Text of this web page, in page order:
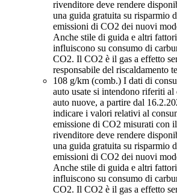
rivenditore deve rendere
una guida gratuita su risparmio
emissioni di CO2 dei nuovi
Anche stile di guida e altri
influiscono su consumo di
CO2. Il CO2 è il gas a effetto
responsabile del riscaldamento
108 g/km (comb.) I dati di
auto usate si intendono riferiti
auto nuove, a partire dal
indicare i valori relativi al
emissione di CO2 misurati con
rivenditore deve rendere
una guida gratuita su risparmio
emissioni di CO2 dei nuovi
Anche stile di guida e altri
influiscono su consumo di
CO2. Il CO2 è il gas a effetto